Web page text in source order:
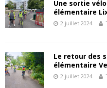
Une sortie
élémentaire
2 juillet 2024
Le retour des
élémentaire
2 juillet 2024